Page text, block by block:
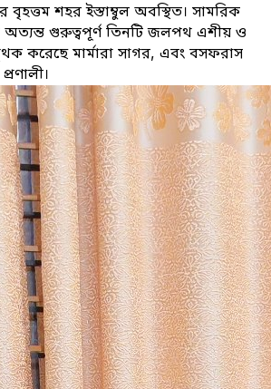
বৃহত্তম শহর ইস্তাম্বুল অবস্থিত। সামরিক
গুরুত্বপূর্ণ তিনটি জলপথ এশীয় ও
করেছে মার্মারা সাগর, এবং বসফরাস